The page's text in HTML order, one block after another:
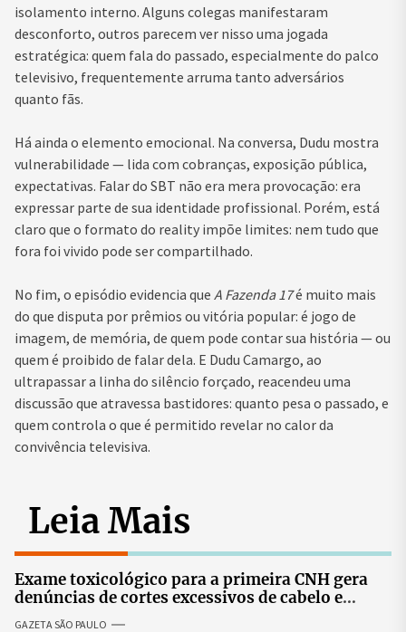
isolamento interno. Alguns colegas manifestaram
desconforto, outros parecem ver nisso uma jogada
estratégica: quem fala do passado, especialmente do palco
televisivo, frequentemente arruma tanto adversários
quanto fãs.
Há ainda o elemento emocional. Na conversa, Dudu mostra
vulnerabilidade — lida com cobranças, exposição pública,
expectativas. Falar do SBT não era mera provocação: era
expressar parte de sua identidade profissional. Porém, está
claro que o formato do reality impõe limites: nem tudo que
fora foi vivido pode ser compartilhado.
No fim, o episódio evidencia que A Fazenda 17é muito mais
do que disputa por prêmios ou vitória popular: é jogo de
imagem, de memória, de quem pode contar sua história — ou
quem é proibido de falar dela. E Dudu Camargo, ao
ultrapassar a linha do silêncio forçado, reacendeu uma
discussão que atravessa bastidores: quanto pesa o passado, e
quem controla o que é permitido revelar no calor da
convivência televisiva.
Leia Mais
Exame toxicológico para a primeira CNH gera
denúncias de cortes excessivos de cabelo e
revolta entre candidatas
GAZETA SÃO PAULO